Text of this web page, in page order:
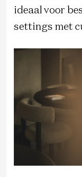
ideaal voor
settings met